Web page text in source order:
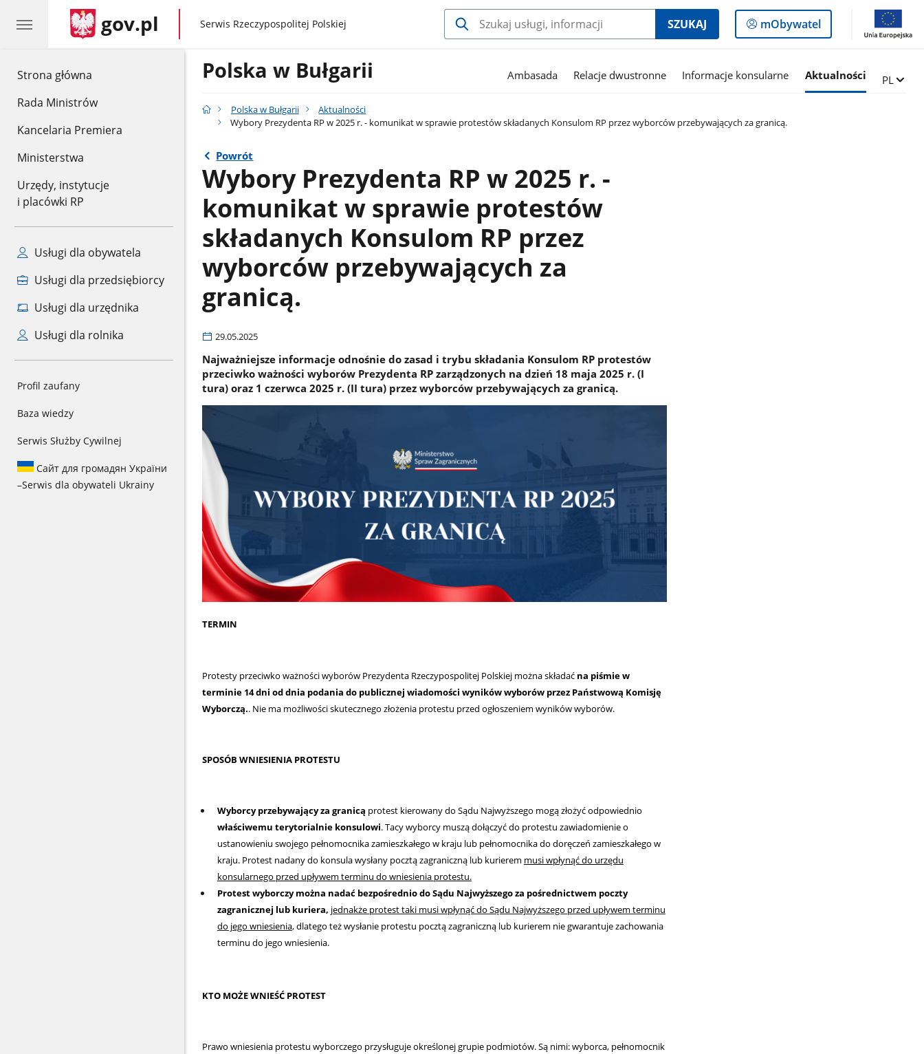
Strona główna
Rada Ministrów
Kancelaria Premiera
Ministerstwa
Urzędy, instytucje
i placówki RP
Usługi dla obywatela
Usługi dla przedsiębiorcy
Usługi dla urzędnika
Usługi dla rolnika
Profil zaufany
Baza wiedzy
Serwis Służby Cywilnej
Сайт для громадян України
–Serwis dla obywateli Ukrainy
gov.pl gov.pl
Serwis Rzeczypospolitej Polskiej SZUKAJ
Logowanie
do
mObywatel
Polska w Bułgarii Ambasada Relacje dwustronne Informacje konsularne Aktualności Zmień
PL
Polska w Bułgarii
Aktualności
Wybory Prezydenta RP w 2025 r. - komunikat w sprawie protestów składanych Konsulom RP przez wyborców przebywających za granicą.
Powrót
Wybory Prezydenta RP w 2025 r. -
komunikat w sprawie protestów
składanych Konsulom RP przez
wyborców przebywających za
granicą.
29.05.2025
Najważniejsze informacje odnośnie do zasad i trybu składania Konsulom RP protestów
przeciwko ważności wyborów Prezydenta RP zarządzonych na dzień 18 maja 2025 r. (I
tura) oraz 1 czerwca 2025 r. (II tura) przez wyborców przebywających za granicą.
TERMIN
Protesty przeciwko ważności wyborów Prezydenta Rzeczypospolitej Polskiej można składać na piśmie w
terminie 14 dni od dnia podania do publicznej wiadomości wyników wyborów przez Państwową Komisję
Wyborczą.. Nie ma możliwości skutecznego złożenia protestu przed ogłoszeniem wyników wyborów.
SPOSÓB WNIESIENIA PROTESTU
Wyborcy przebywający za granicą protest kierowany do Sądu Najwyższego mogą złożyć odpowiednio
właściwemu terytorialnie konsulowi. Tacy wyborcy muszą dołączyć do protestu zawiadomienie o
ustanowieniu swojego pełnomocnika zamieszkałego w kraju lub pełnomocnika do doręczeń zamieszkałego w
kraju. Protest nadany do konsula wysłany pocztą zagraniczną lub kurierem musi wpłynąć do urzędu
konsularnego przed upływem terminu do wniesienia protestu.
Protest wyborczy można nadać bezpośrednio do Sądu Najwyższego za pośrednictwem poczty
zagranicznej lub kuriera, jednakże protest taki musi wpłynąć do Sądu Najwyższego przed upływem terminu
do jego wniesienia, dlatego też wysłanie protestu pocztą zagraniczną lub kurierem nie gwarantuje zachowania
terminu do jego wniesienia.
KTO MOŻE WNIEŚĆ PROTEST
Prawo wniesienia protestu wyborczego przysługuje określonej grupie podmiotów. Są nimi: wyborca, pełnomocnik